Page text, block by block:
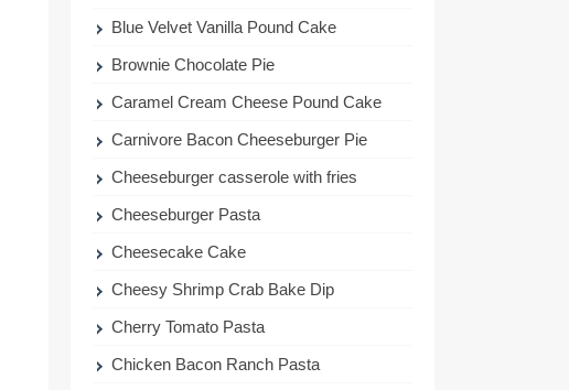
Blue Velvet Vanilla Pound Cake
Brownie Chocolate Pie
Caramel Cream Cheese Pound Cake
Carnivore Bacon Cheeseburger Pie
Cheeseburger casserole with fries
Cheeseburger Pasta
Cheesecake Cake
Cheesy Shrimp Crab Bake Dip
Cherry Tomato Pasta
Chicken Bacon Ranch Pasta